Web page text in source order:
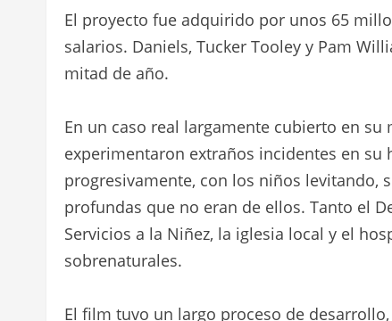
El proyecto fue adquirido por unos 65
salarios. Daniels, Tucker Tooley y Pam
mitad de año.
En un caso real largamente cubierto en
experimentaron extraños incidentes en su
progresivamente, con los niños levitando,
profundas que no eran de ellos. Tanto el
Servicios a la Niñez, la iglesia local y el
sobrenaturales.
El film tuvo un largo proceso de